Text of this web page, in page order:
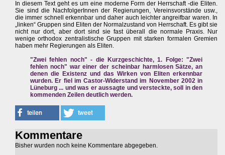
In diesem Text geht es um eine moderne Form der Herrschaft -die Eliten.
Sie sind die NachfolgerInnen der Regierungen, Vereinsvorstände usw.,
die immer schnell erkennbar und daher auch leichter angreifbar waren. In
„linken“ Gruppen sind Eliten der Normalzustand von Herrschaft. Es gibt sie
nicht nur dort, aber dort sind sie fast überall die normale Praxis. Nur
wenige orthodox zentralistische Gruppen mit starken formalen Gremien
haben mehr Regierungen als Eliten.
"Zwei fehlen noch" - die Kurzgeschichte, 1. Folge: "Zwei
fehlen noch" war einer der scheinbar harmlosen Sätze, an
denen die Existenz und das Wirken von Eliten erkennbar
wurden. Er fiel im Castor-Widerstand im November 2002 in
Lüneburg ... und was er aussagte und versteckte, soll in den
kommenden Zeilen deutlich werden.
Kommentare
Bisher wurden noch keine Kommentare abgegeben.